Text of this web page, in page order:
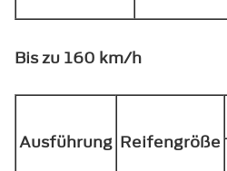
Bis zu 160 km/h
Ausführung Reifengröße